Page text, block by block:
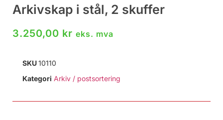
Arkivskap i stål, 2 skuffer
3.250,00 kr eks. mva
SKU10110
Kategori Arkiv / postsortering